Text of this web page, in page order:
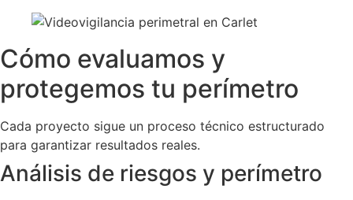
Cómo evaluamos y
protegemos tu perímetro
Cada proyecto sigue un proceso técnico estructurado
para garantizar resultados reales.
Análisis de riesgos y perímetro